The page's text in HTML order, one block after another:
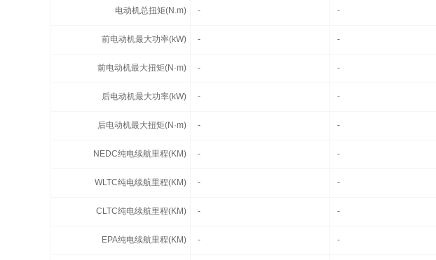
电动机总扭矩(N.m) - -
前电动机最大功率(kW) - -
前电动机最大扭矩(N·m) - -
后电动机最大功率(kW) - -
后电动机最大扭矩(N·m) - -
NEDC纯电续航里程(KM) - -
WLTC纯电续航里程(KM) - -
CLTC纯电续航里程(KM) - -
EPA纯电续航里程(KM) - -